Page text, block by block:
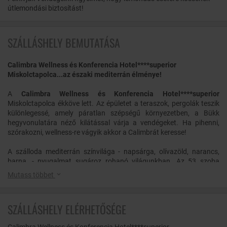
útlemondási biztosítást!
SZÁLLÁSHELY BEMUTATÁSA
Calimbra Wellness és Konferencia Hotel****superior
Miskolctapolca...az északi mediterrán élménye!
A Calimbra Wellness és Konferencia Hotel****superior
Miskolctapolca ékköve lett. Az épületet a teraszok, pergolák teszik
különlegessé, amely páratlan szépségű környezetben, a Bükk
hegyvonulatára néző kilátással várja a vendégeket. Ha pihenni,
szórakozni, wellness-re vágyik akkor a Calimbrát keresse!
A szálloda mediterrán színvilága - napsárga, olívazöld, narancs,
barna, - nyugalmat sugároz rohanó világunkban. Az 53 szoba
nyugtató hangulattal, a jázmin, a bogáncs és a komló elegáns
színeivel, bézs és pezsgő színű stílusos bútorokkal, modern
de luxe apartmannal, 2 db exkluzív apartmannal szolgálja a
Mutass többet
SZÁLLÁSHELY ELÉRHETŐSÉGE